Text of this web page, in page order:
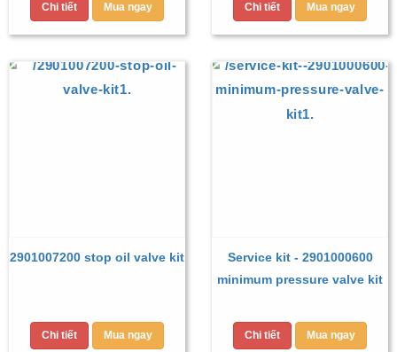
Chi tiết Mua ngay Chi tiết Mua ngay
2901007200 stop oil valve kit
Chi tiết Mua ngay
Service kit - 2901000600
minimum pressure valve kit
Chi tiết Mua ngay